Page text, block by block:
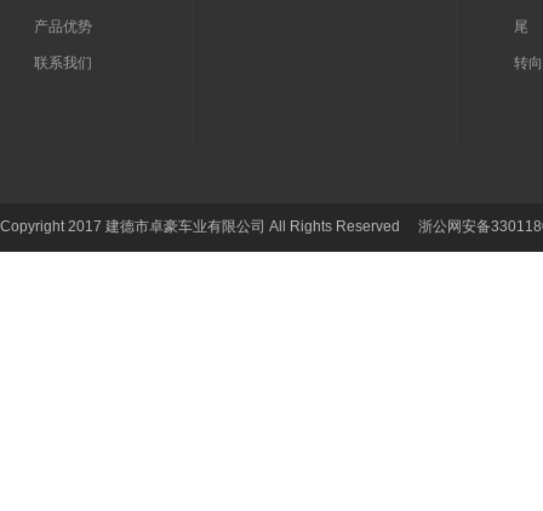
产品优势
联系我们
尾
转
Copyright 2017 建德市卓豪车业有限公司 All Rights Reserved 浙公网安备